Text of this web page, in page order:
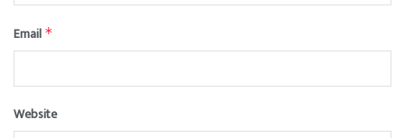
Email *
Website